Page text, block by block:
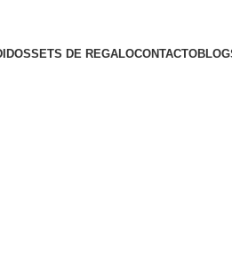
SETS DE REGALOCONTACTOBLOG